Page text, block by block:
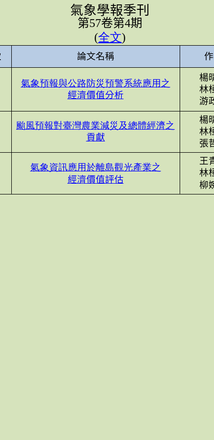
氣象學報季刊
第57卷第4期
(全文)
論文名稱
氣象預報與公路防災預警系統應用之
經濟價值分析
楊
林
游
颱風預報對臺灣農業減災及總體經濟之
貢獻
楊
林
張
氣象資訊應用於離島觀光產業之
經濟價值評估
王
林
柳